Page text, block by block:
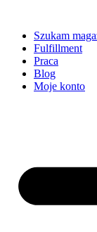
Szukam
Fulfillment
Praca
Blog
Moje konto